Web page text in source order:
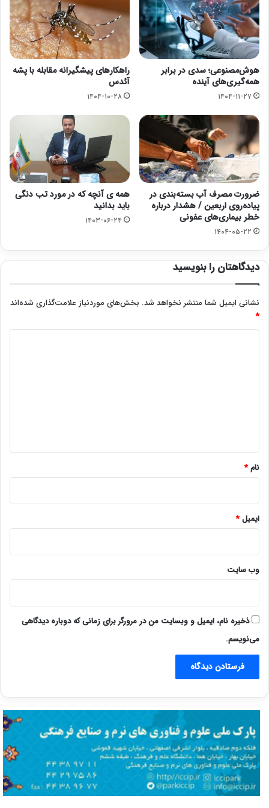
هوش‌مصنوعی؛ سدی در برابر
همه‌گیری‌های آینده
۱۴۰۴-۱۱-۲۷
راهکارهای پیشگیرانه مقابله با پشه
آئدس
۱۴۰۴-۱۰-۲۸
ضرورت مصرف آب بسته‌بندی در
پیاده‌روی اربعین / هشدار درباره
خطر بیماری‌های عفونی
۱۴۰۴-۰۵-۲۲
همه ی آنچه که در مورد تب دنگی
باید بدانید
۱۴۰۳-۰۶-۲۴
دیدگاهتان را بنویسید
نشانی ایمیل شما منتشر نخواهد شد. بخش‌های موردنیاز علامت‌گذاری شده‌اند
*
نام*
ایمیل*
وب‌ سایت
ذخیره نام، ایمیل و وبسایت من در مرورگر برای زمانی که دوباره دیدگاهی
می‌نویسم.